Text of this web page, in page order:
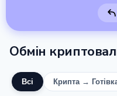
Обмін
Всі Крипта →